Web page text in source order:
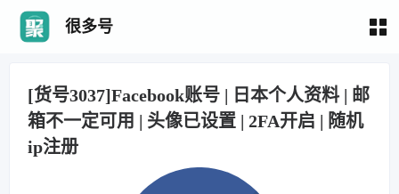
很多号
[货号3037]Facebook账号 | 日本个人资料 | 邮
箱不一定可用 | 头像已设置 | 2FA开启 | 随机
ip注册